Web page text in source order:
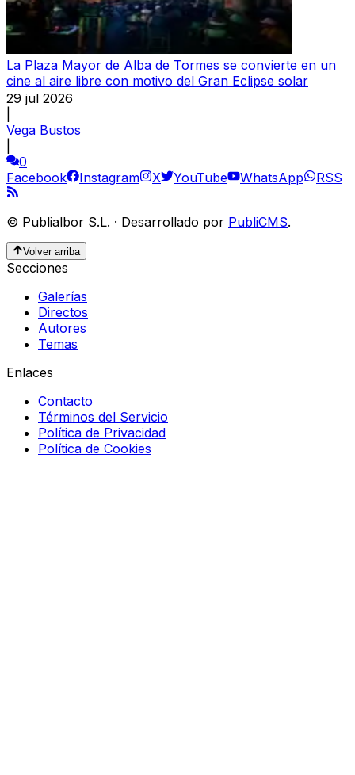
La Plaza Mayor de Alba de Tormes se convierte en un
cine al aire libre con motivo del Gran Eclipse solar
29 jul 2026
Vega Bustos
0
Facebook
Instagram X YouTube WhatsApp RSS
© Publialbor S.L. · Desarrollado por PubliCMS.
Volver arriba
Secciones
Galerías
Directos
Autores
Temas
Enlaces
Contacto
Términos del Servicio
Política de Privacidad
Política de Cookies